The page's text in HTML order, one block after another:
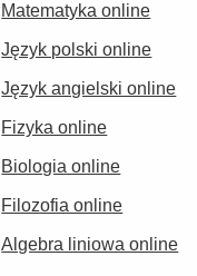
Matematyka online
Język polski online
Język angielski online
Fizyka online
Biologia online
Filozofia online
Algebra liniowa online